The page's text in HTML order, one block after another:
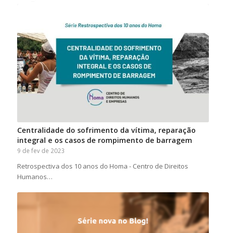
Centralidade do sofrimento da vítima, reparação
integral e os casos de rompimento de barragem
9 de fev de 2023
Retrospectiva dos 10 anos do Homa - Centro de Direitos
Humanos…